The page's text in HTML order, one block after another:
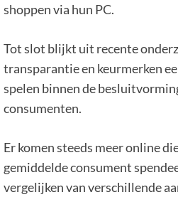
shoppen via hun PC.
Tot slot blijkt uit recente
transparantie en keurmerken
spelen binnen de
consumenten.
Er komen steeds meer online
gemiddelde consument
vergelijken van verschillende